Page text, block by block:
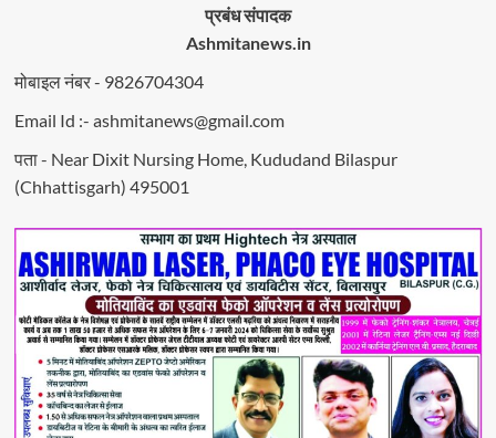
प्रबंध संपादक
Ashmitanews.in
मोबाइल नंबर - 9826704304
Email Id :- ashmitanews@gmail.com
पता - Near Dixit Nursing Home, Kududand Bilaspur
(Chhattisgarh) 495001